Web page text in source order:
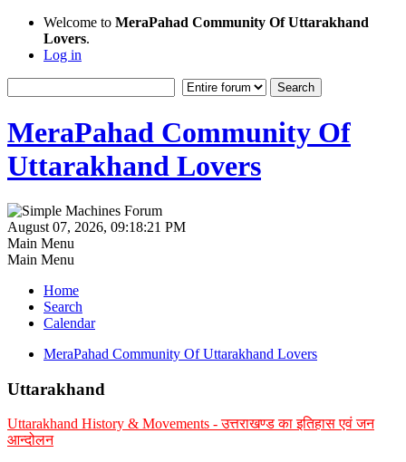
Welcome to MeraPahad Community Of Uttarakhand
Lovers.
Log in
MeraPahad Community Of
Uttarakhand Lovers
August 07, 2026, 09:18:21 PM
Main Menu
Main Menu
Home
Search
Calendar
MeraPahad Community Of Uttarakhand Lovers
Uttarakhand
Uttarakhand History & Movements - उत्तराखण्ड का इतिहास एवं जन
आन्दोलन